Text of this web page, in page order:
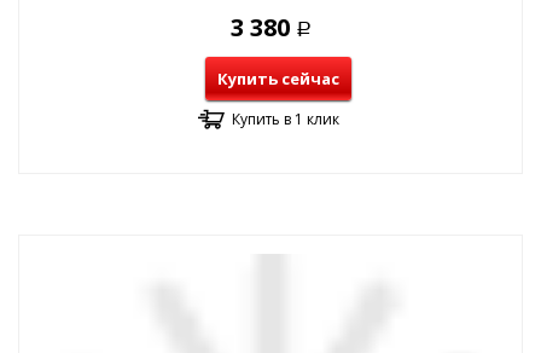
3 380 Р
Купить сейчас
Купить в 1 клик